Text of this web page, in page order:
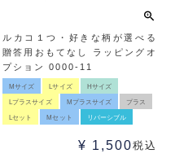
ルカコ１つ・好きな柄が選べる
贈答用おもてなし ラッピングオ
プション 0000-11
Mサイズ Lサイズ Hサイズ
Lプラスサイズ Mプラスサイズ プラス
Lセット Mセット リバーシブル
¥ 1,500税込